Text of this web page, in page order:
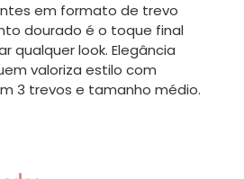
em formato de trevo
dourado é o toque final
qualquer look. Elegância
valoriza estilo com
3 trevos e tamanho médio.